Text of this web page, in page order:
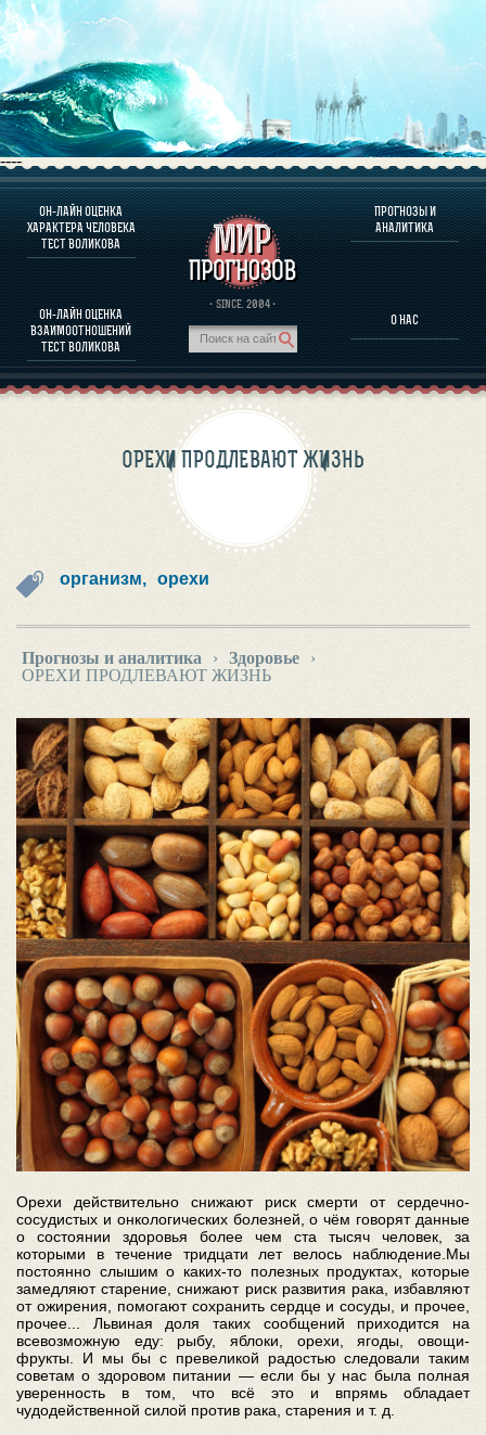
----
ОН-ЛАЙН ОЦЕНКА
ХАРАКТЕРА ЧЕЛОВЕКА
ТЕСТ ВОЛИКОВА
ОН-ЛАЙН ОЦЕНКА
ВЗАИМООТНОШЕНИЙ
ТЕСТ ВОЛИКОВА
· SINCE. 2004 ·
ПРОГНОЗЫ И
АНАЛИТИКА
О НАС
О ПРОГРАММЕ
ОЦЕНКА ХАРАКТЕРA ЧЕЛОВЕКА
ОЦЕНКА ХАРАКТЕРА ВЫДАЮЩИХСЯ ЛИЧНОСТЕЙ
О ПРОГРАММЕ
ПРОГНОЗЫ И АНАЛИТИКА
ОРЕХИ ПРОДЛЕВАЮТ ЖИЗНЬ
организм, орехи
Прогнозы и аналитика › Здоровье
›
ОРЕХИ ПРОДЛЕВАЮТ ЖИЗНЬ
Орехи действительно снижают риск смерти от сердечно-
сосудистых и онкологических болезней, о чём говорят данные
о состоянии здоровья более чем ста тысяч человек, за
которыми в течение тридцати лет велось наблюдение.Мы
постоянно слышим о каких-то полезных продуктах, которые
замедляют старение, снижают риск развития рака, избавляют
от ожирения, помогают сохранить сердце и сосуды, и прочее,
прочее... Львиная доля таких сообщений приходится на
всевозможную еду: рыбу, яблоки, орехи, ягоды, овощи-
фрукты. И мы бы с превеликой радостью следовали таким
советам о здоровом питании — если бы у нас была полная
уверенность в том, что всё это и впрямь обладает
чудодейственной силой против рака, старения и т. д.